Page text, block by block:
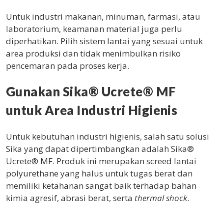
Untuk industri makanan, minuman, farmasi, atau
laboratorium, keamanan material juga perlu
diperhatikan. Pilih sistem lantai yang sesuai untuk
area produksi dan tidak menimbulkan risiko
pencemaran pada proses kerja.
Gunakan Sika® Ucrete® MF
untuk Area Industri Higienis
Untuk kebutuhan industri higienis, salah satu solusi
Sika yang dapat dipertimbangkan adalah Sika®
Ucrete® MF. Produk ini merupakan screed lantai
polyurethane yang halus untuk tugas berat dan
memiliki ketahanan sangat baik terhadap bahan
kimia agresif, abrasi berat, serta thermal shock.